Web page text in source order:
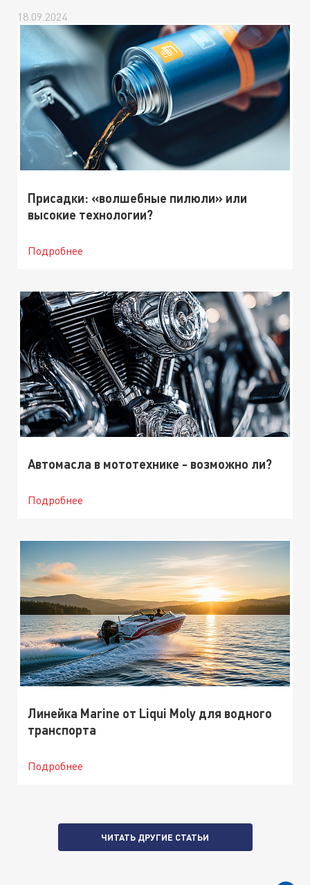
18.09.2024
Присадки: «волшебные пилюли» или
высокие технологии?
Подробнее
Автомасла в мототехнике - возможно ли?
Подробнее
Линейка Marine от Liqui Moly для водного
транспорта
Подробнее
ЧИТАТЬ ДРУГИЕ СТАТЬИ